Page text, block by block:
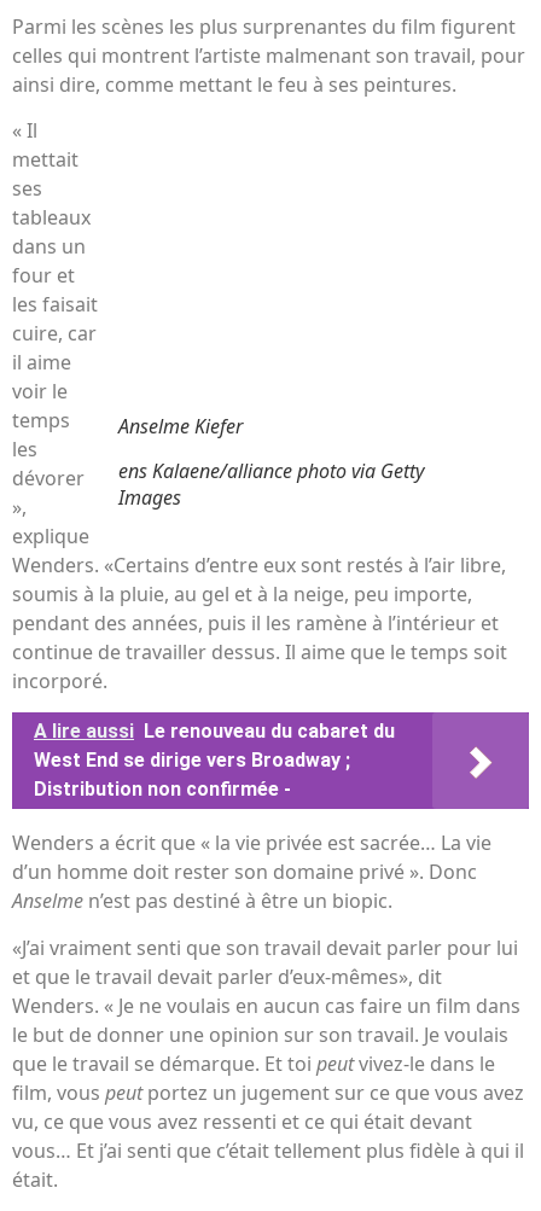
Parmi les scènes les plus surprenantes du film figurent
celles qui montrent l’artiste malmenant son travail, pour
ainsi dire, comme mettant le feu à ses peintures.
Anselme Kiefer
ens Kalaene/alliance photo via Getty
Images
« Il
mettait
ses
tableaux
dans un
four et
les faisait
cuire, car
il aime
voir le
temps
les
dévorer
»,
explique
Wenders. «Certains d’entre eux sont restés à l’air libre,
soumis à la pluie, au gel et à la neige, peu importe,
pendant des années, puis il les ramène à l’intérieur et
continue de travailler dessus. Il aime que le temps soit
incorporé.
A lire aussi Le renouveau du cabaret du
West End se dirige vers Broadway ;
Distribution non confirmée -
Wenders a écrit que « la vie privée est sacrée… La vie
d’un homme doit rester son domaine privé ». Donc
Anselme n’est pas destiné à être un biopic.
«J’ai vraiment senti que son travail devait parler pour lui
et que le travail devait parler d’eux-mêmes», dit
Wenders. « Je ne voulais en aucun cas faire un film dans
le but de donner une opinion sur son travail. Je voulais
que le travail se démarque. Et toi peutvivez-le dans le
film, vous peutportez un jugement sur ce que vous avez
vu, ce que vous avez ressenti et ce qui était devant
vous… Et j’ai senti que c’était tellement plus fidèle à qui il
était.